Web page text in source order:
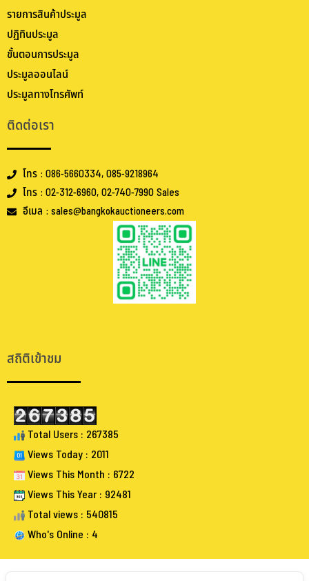
รายการสินค้าประมูล
ปฏิทินประมูล
ขั้นตอนการประมูล
ประมูลออนไลน์
ประมูลทางโทรศัพท์
ติดต่อเรา
โทร : 086-5660334, 085-9218964
โทร : 02-312-6960, 02-740-7990 Sales
อีเมล : sales@bangkokauctioneers.com
สถิติเข้าชม
Total Users : 267385
Views Today : 2011
Views This Month : 6722
Views This Year : 92481
Total views : 540815
Who's Online : 4